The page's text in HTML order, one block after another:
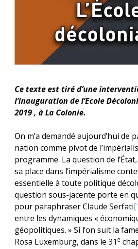
Ce texte est tiré d’une
l’inauguration de l’Ecole
2019 , à La Colonie.
On m’a demandé aujourd’hui de
nation comme pivot de
programme. La question de
sa place dans l’impérialisme
essentielle à toute politique
question sous-jacente porte en
pour paraphraser Claude Serfati
entre les dynamiques «
géopolitiques. » Si l’on suit la
Rosa Luxemburg, dans le 31 e